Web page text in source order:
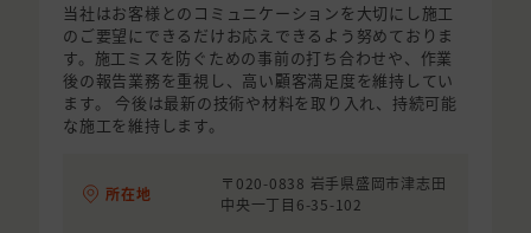
当社はお客様とのコミュニケーションを大切にし施工
のご要望にできるだけお応えできるよう努めておりま
す。施工ミスを防ぐための事前の打ち合わせや、作業
後の報告業務を重視し、高い顧客満足度を維持してい
ます。 今後は最新の技術や材料を取り入れ、持続可能
な施工を維持します。
所在地
〒020-0838 岩手県盛岡市津志田
中央一丁目6-35-102